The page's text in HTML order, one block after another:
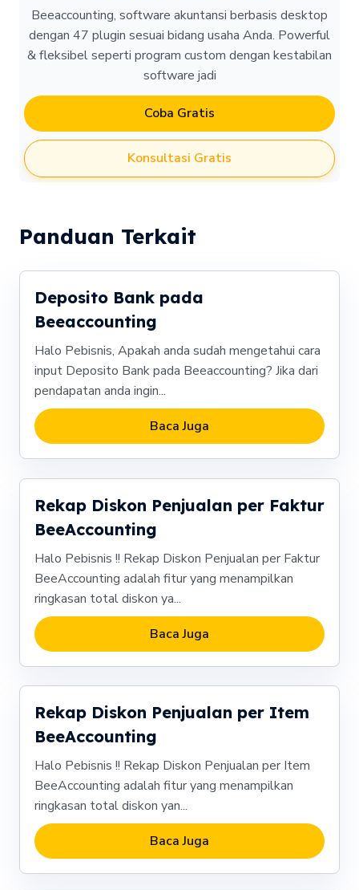
Beeaccounting, software akuntansi berbasis desktop
dengan 47 plugin sesuai bidang usaha Anda. Powerful
& fleksibel seperti program custom dengan kestabilan
software jadi
Coba Gratis
Konsultasi Gratis
Panduan Terkait
Deposito Bank pada
Beeaccounting
Halo Pebisnis, Apakah anda sudah mengetahui cara
input Deposito Bank pada Beeaccounting? Jika dari
pendapatan anda ingin...
Baca Juga
Rekap Diskon Penjualan per Faktur
BeeAccounting
Halo Pebisnis !! Rekap Diskon Penjualan per Faktur
BeeAccounting adalah fitur yang menampilkan
ringkasan total diskon ya...
Baca Juga
Rekap Diskon Penjualan per Item
BeeAccounting
Halo Pebisnis !! Rekap Diskon Penjualan per Item
BeeAccounting adalah fitur yang menampilkan
ringkasan total diskon yan...
Baca Juga